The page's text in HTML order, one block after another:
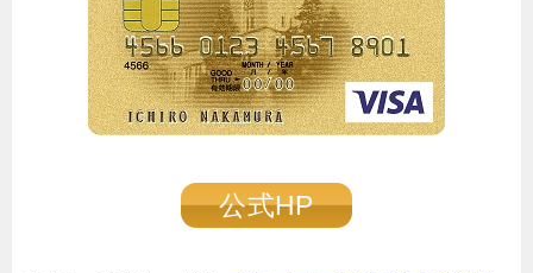
公式HP